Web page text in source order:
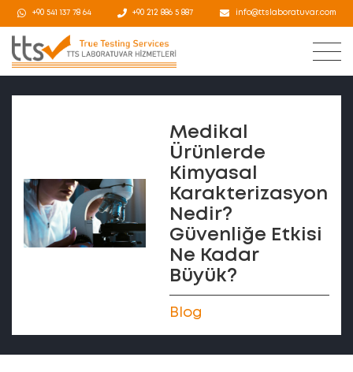
+90 541 137 78 64 +90 212 886 5 887 info@ttslaboratuvar.com
Medikal
Ürünlerde
Kimyasal
Karakterizasyon
Nedir?
Güvenliğe Etkisi
Ne Kadar
Büyük?
Blog